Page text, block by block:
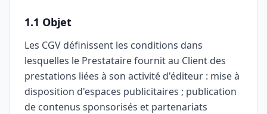
1.1 Objet
Les CGV définissent les conditions dans
lesquelles le Prestataire fournit au Client des
prestations liées à son activité d'éditeur : mise à
disposition d'espaces publicitaires ; publication
de contenus sponsorisés et partenariats